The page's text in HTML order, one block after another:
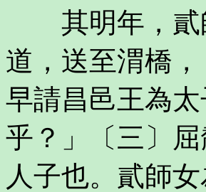
其明年，貳
道，送至渭橋
早請昌邑王為
乎？」〔三〕
人子也。貳師